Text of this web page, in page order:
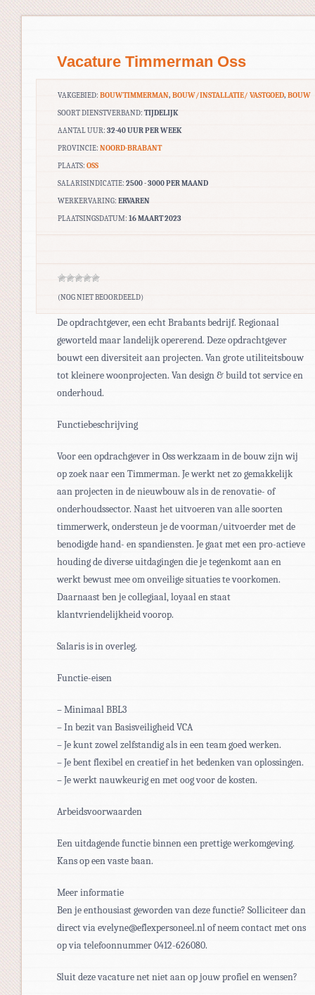
Vacature Timmerman Oss
VAKGEBIED: BOUWTIMMERMAN, BOUW/INSTALLATIE/ VASTGOED, BOUW
SOORT DIENSTVERBAND: TIJDELIJK
AANTAL UUR: 32-40 UUR PER WEEK
PROVINCIE: NOORD-BRABANT
PLAATS: OSS
SALARISINDICATIE: 2500 - 3000 PER MAAND
WERKERVARING: ERVAREN
PLAATSINGSDATUM: 16 MAART 2023
(NOG NIET BEOORDEELD)
De opdrachtgever, een echt Brabants bedrijf. Regionaal
geworteld maar landelijk opererend. Deze opdrachtgever
bouwt een diversiteit aan projecten. Van grote utiliteitsbouw
tot kleinere woonprojecten. Van design & build tot service en
onderhoud.
Functiebeschrijving
Voor een opdrachgever in Oss werkzaam in de bouw zijn wij
op zoek naar een Timmerman. Je werkt net zo gemakkelijk
aan projecten in de nieuwbouw als in de renovatie- of
onderhoudssector. Naast het uitvoeren van alle soorten
timmerwerk, ondersteun je de voorman/uitvoerder met de
benodigde hand- en spandiensten. Je gaat met een pro-actieve
houding de diverse uitdagingen die je tegenkomt aan en
werkt bewust mee om onveilige situaties te voorkomen.
Daarnaast ben je collegiaal, loyaal en staat
klantvriendelijkheid voorop.
Salaris is in overleg.
Functie-eisen
– Minimaal BBL3
– In bezit van Basisveiligheid VCA
– Je kunt zowel zelfstandig als in een team goed werken.
– Je bent flexibel en creatief in het bedenken van oplossingen.
– Je werkt nauwkeurig en met oog voor de kosten.
Arbeidsvoorwaarden
Een uitdagende functie binnen een prettige werkomgeving.
Kans op een vaste baan.
Meer informatie
Ben je enthousiast geworden van deze functie? Solliciteer dan
direct via evelyne@eflexpersoneel.nl of neem contact met ons
op via telefoonnummer 0412-626080.
Sluit deze vacature net niet aan op jouw profiel en wensen?